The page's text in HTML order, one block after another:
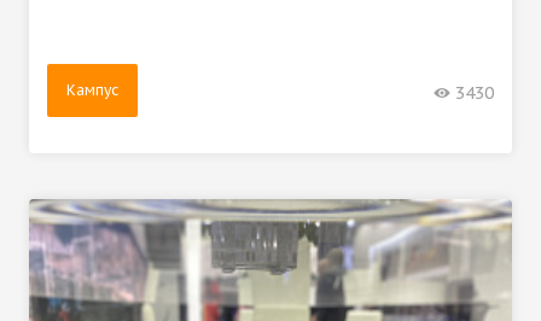
Кампус 3430